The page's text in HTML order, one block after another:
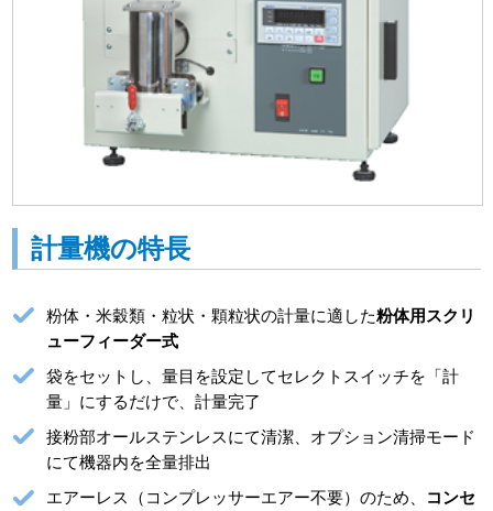
計量機の特長
粉体・米穀類・粒状・顆粒状の計量に適した粉体用スクリ
ューフィーダー式
袋をセットし、量目を設定してセレクトスイッチを「計
量」にするだけで、計量完了
接粉部オールステンレスにて清潔、オプション清掃モード
にて機器内を全量排出
エアーレス（コンプレッサーエアー不要）のため、
コンセ